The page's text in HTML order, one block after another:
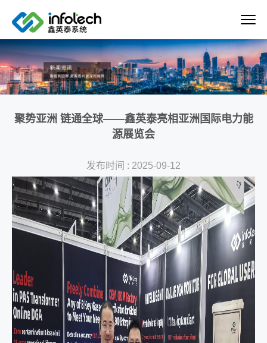
聚势亚洲 链通全球——鑫英泰亮相亚洲国际电力能
源展览会
发布时间 : 2025-09-12